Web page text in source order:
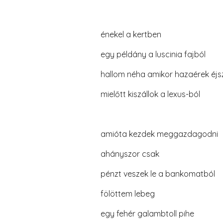
énekel a kertben
egy példány a luscinia fajból
hallom néha amikor hazaérek
mielőtt kiszállok a lexus-ból
amióta kezdek meggazdagodni
ahányszor csak
pénzt veszek le a bankomatból
fölöttem lebeg
egy fehér galambtoll pihe